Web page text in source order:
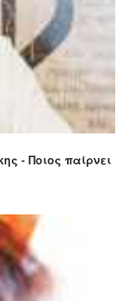
- Ποιος παίρνει